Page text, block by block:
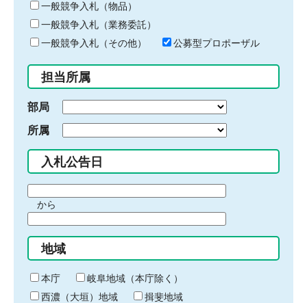
ワ
ー
ド
入
力
一般競争入札（物品）
一般競争入札（業務委託）
一般競争入札（その他）
公募型プロポーザル
担当所属
部局
所属
入札公告日
間
始
り
から
間
終
わ
り
地域
本庁
岐阜地域（本庁除く）
西濃（大垣）地域
揖斐地域